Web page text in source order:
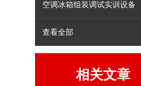
空调冰箱组装调试实训设备
查看全部
相关文章